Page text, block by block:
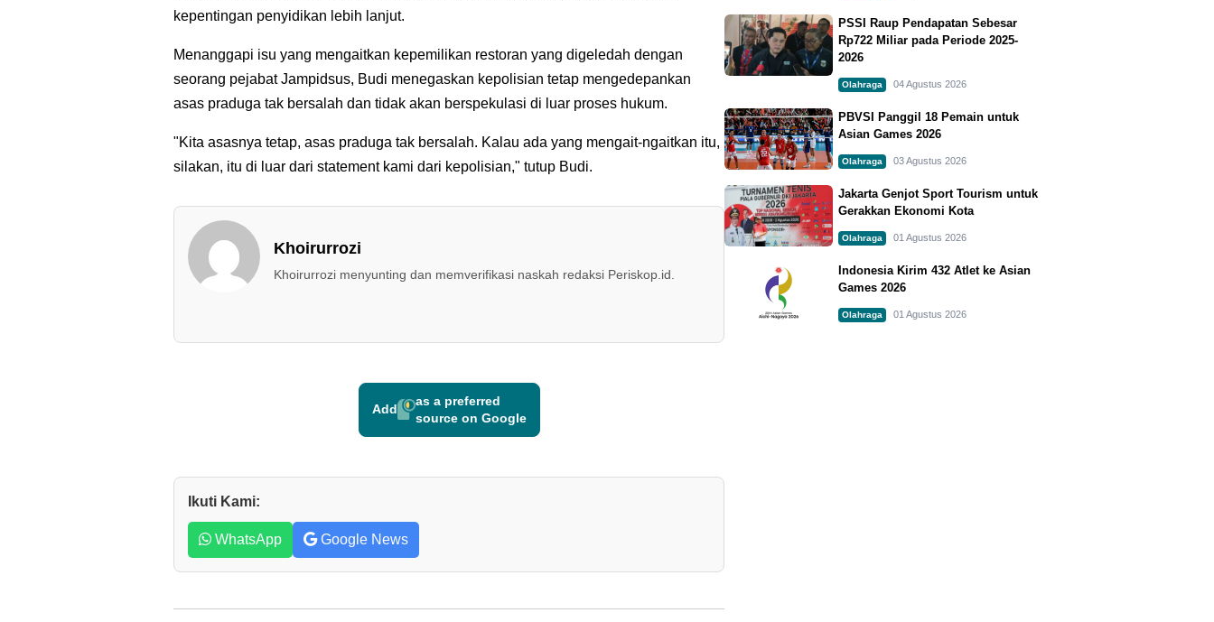
kepentingan penyidikan lebih lanjut.
Menanggapi isu yang mengaitkan kepemilikan restoran yang digeledah dengan
seorang pejabat Jampidsus, Budi menegaskan kepolisian tetap mengedepankan
asas praduga tak bersalah dan tidak akan berspekulasi di luar proses hukum.
"Kita asasnya tetap, asas praduga tak bersalah. Kalau ada yang mengait-ngaitkan itu,
silakan, itu di luar dari statement kami dari kepolisian," tutup Budi.
Khoirurrozi
Khoirurrozi menyunting dan memverifikasi naskah redaksi Periskop.id.
Add
as a preferred
source on Google
Ikuti Kami:
WhatsApp Google News
PSSI Raup Pendapatan Sebesar
Rp722 Miliar pada Periode 2025-
2026
Olahraga 04 Agustus 2026
PBVSI Panggil 18 Pemain untuk
Asian Games 2026
Olahraga 03 Agustus 2026
Jakarta Genjot Sport Tourism untuk
Gerakkan Ekonomi Kota
Olahraga 01 Agustus 2026
Indonesia Kirim 432 Atlet ke Asian
Games 2026
Olahraga 01 Agustus 2026